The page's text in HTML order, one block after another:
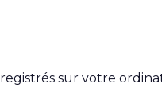
sur votre